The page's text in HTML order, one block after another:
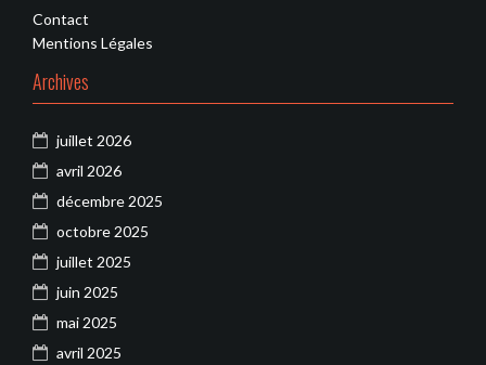
Contact
Mentions Légales
Archives
juillet 2026
avril 2026
décembre 2025
octobre 2025
juillet 2025
juin 2025
mai 2025
avril 2025